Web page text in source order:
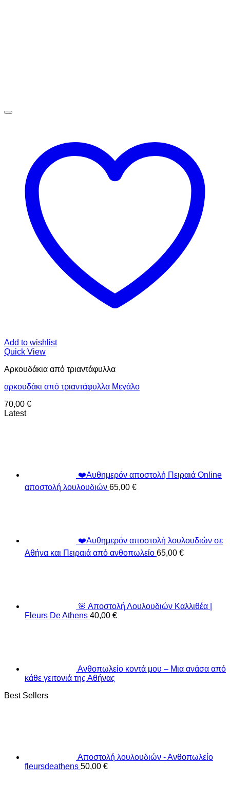
Add to wishlist
Quick View
Aρκουδάκια από τριαντάφυλλα
αρκουδάκι από τριαντάφυλλα Μεγάλο
70,00 €
Latest
❤️Αυθημερόν αποστολή Πειραιά Online
αποστολή λουλουδιών 65,00 €
❤️Αυθημερόν αποστολή λουλουδιών σε
Αθήνα και Πειραιά από ανθοπωλείο 65,00 €
🌸 Αποστολή Λουλουδιών Καλλιθέα |
Fleurs De Athens 40,00 €
Ανθοπωλείο κοντά μου – Μια ανάσα από
κάθε γειτονιά της Αθήνας
Best Sellers
Αποστολή λουλουδιών - Ανθοπωλείο
fleursdeathens 50,00 €